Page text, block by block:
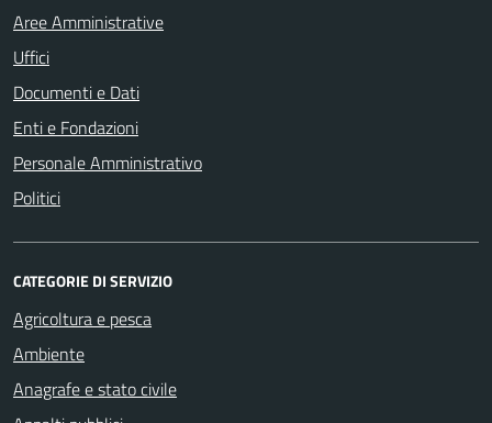
Aree Amministrative
Uffici
Documenti e Dati
Enti e Fondazioni
Personale Amministrativo
Politici
CATEGORIE DI SERVIZIO
Agricoltura e pesca
Ambiente
Anagrafe e stato civile